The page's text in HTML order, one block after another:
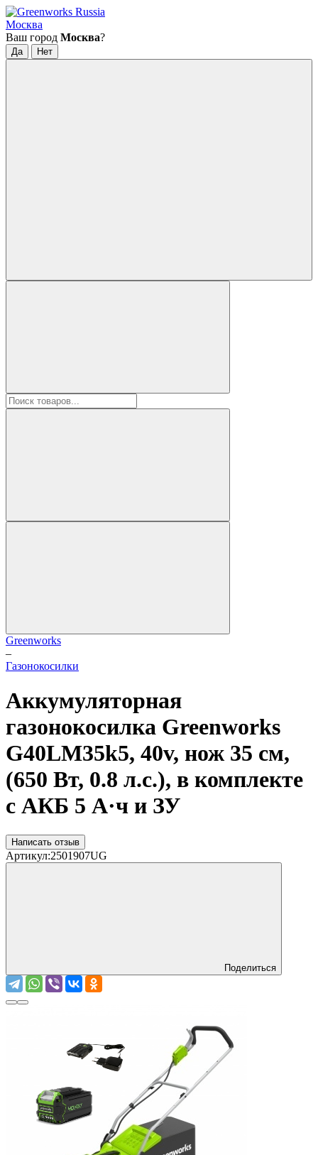
Москва
Ваш город Москва?
Greenworks
–
Газонокосилки
Аккумуляторная
газонокосилка Greenworks
G40LM35k5, 40v, нож 35 см,
(650 Вт, 0.8 л.с.), в комплекте
с АКБ 5 А·ч и ЗУ
Написать отзыв
Артикул:2501907UG
Поделиться